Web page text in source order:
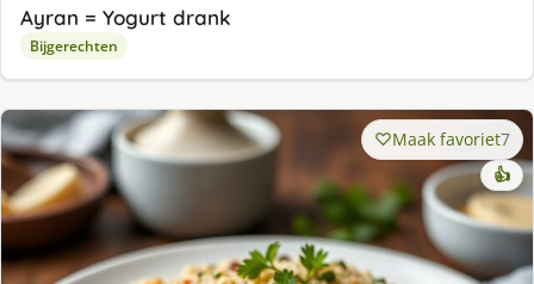
Ayran = Yogurt drank
Bijgerechten
Maak favoriet7
👍